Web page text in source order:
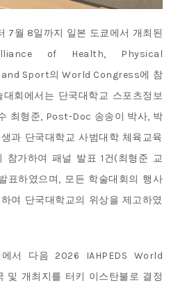
7월 8일까지 일본 도쿄에서 개최된
of Health, Physical
Sport의 World Congress에 참
대회에서는 단국대학교 스포츠정보
최형준, Post-Doc 송송이 박사, 박
과 단국대학교 사범대학 체육교육
참가하여 패널 발표 1건(최형준 교
표하였으며, 모든 학술대회의 행사
여 단국대학교의 위상을 제고하였
에서 다음 2026 IAHPEDS World
및 개최지를 터키 이스탄불로 결정